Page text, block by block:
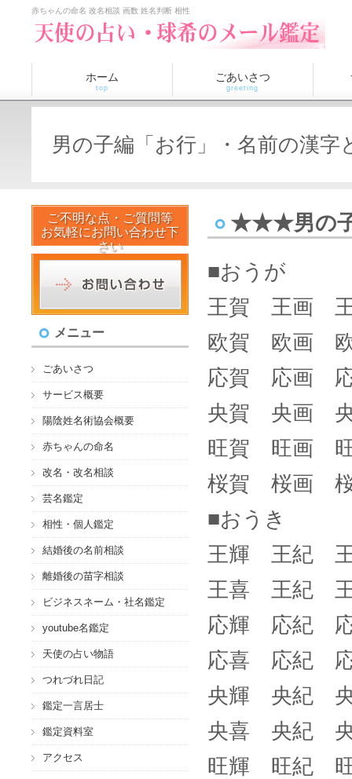
赤ちゃんの命名 改名相談 画数 姓名判断 相性
ホーム
top
ごあいさつ
greeting
男の子編「お行」・名前の漢字
ご不明な点・ご質問等
お気軽にお問い合わせ下
さい
メニュー
ごあいさつ
サービス概要
陽陰姓名術協会概要
赤ちゃんの命名
改名・改名相談
芸名鑑定
相性・個人鑑定
結婚後の名前相談
離婚後の苗字相談
ビジネスネーム・社名鑑定
youtube名鑑定
天使の占い物語
つれづれ日記
鑑定一言居士
鑑定資料室
アクセス
★★★男の
■おうが
王賀 王画
欧賀 欧画
応賀 応画
央賀 央画
旺賀 旺画
桜賀 桜画
■おうき
王輝 王紀
王喜 王紀
応輝 応紀
応喜 応紀
央輝 央紀
央喜 央紀
旺輝 旺紀